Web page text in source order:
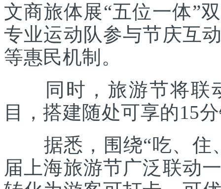
文商旅体展“五位一体”
专业运动队参与节庆互
等惠民机制。
同时，旅游节将联
目，搭建随处可享的15
据悉，围绕“吃、住
届上海旅游节广泛联动